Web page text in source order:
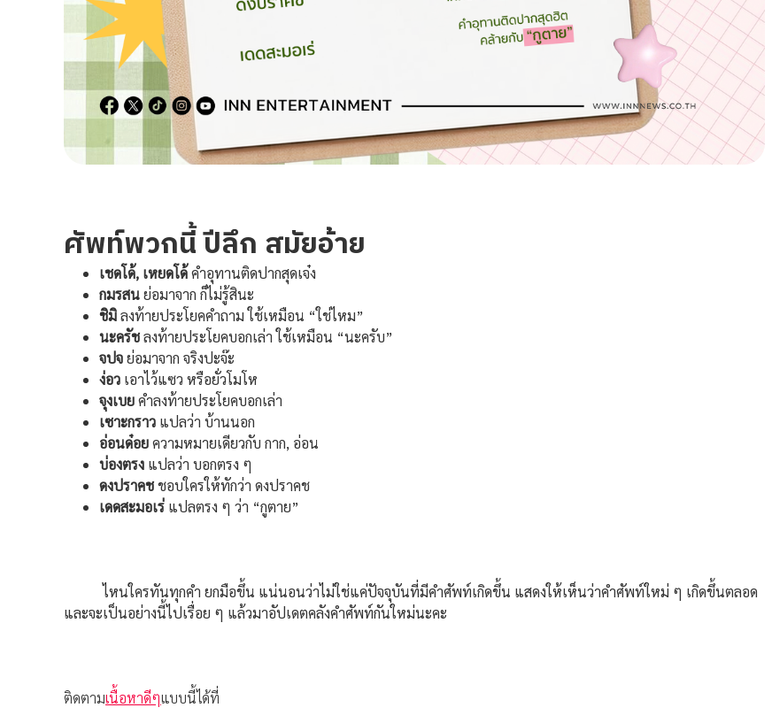
ศัพท์พวกนี้ ปีลึก สมัยอ้าย
เชดโด้, เหยดโด้คำอุทานติดปากสุดเจ๋ง
กมรสนย่อมาจาก ก็ไม่รู้สินะ
ชิมิลงท้ายประโยคคำถาม ใช้เหมือน “ใช่ไหม”
นะครัชลงท้ายประโยคบอกเล่า ใช้เหมือน “นะครับ”
จปจย่อมาจาก จริงปะจ๊ะ
ง่อว เอาไว้แซว หรือยั่วโมโห
จุงเบยคำลงท้ายประโยคบอกเล่า
เซาะกราว แปลว่า บ้านนอก
อ่อนด๋อยความหมายเดียวกับ กาก, อ่อน
บ่องตรง แปลว่า บอกตรง ๆ
ดงปราคชชอบใครให้ทักว่า ดงปราคช
เดดสะมอเร่ แปลตรง ๆ ว่า “กูตาย”
ไหนใครทันทุกคำ ยกมือขึ้น แน่นอนว่าไม่ใช่แค่ปัจจุบันที่มีคำศัพท์เกิดขึ้น แสดงให้เห็นว่าคำศัพท์ใหม่ ๆ เกิดขึ้นตลอด
และจะเป็นอย่างนี้ไปเรื่อย ๆ แล้วมาอัปเดตคลังคำศัพท์กันใหม่นะคะ
ติดตามเนื้อหาดีๆแบบนี้ได้ที่